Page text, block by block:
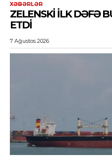
XƏBƏRLƏR
ZELENSKI ILK DƏFƏ
ETDI
7 Ağustos 2026